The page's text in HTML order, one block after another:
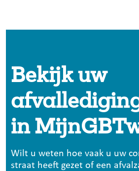
Bekijk uw
in
Wilt u weten hoe vaak u uw
straat heeft gezet of een